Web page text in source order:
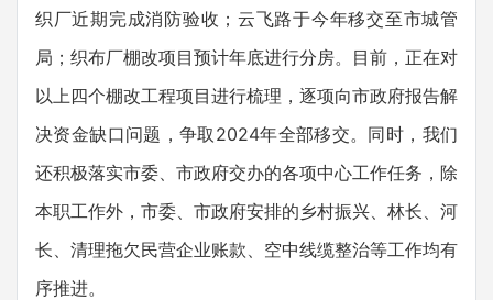
织厂近期完成消防验收；云飞路于今年移交至市城管
局；织布厂棚改项目预计年底进行分房。目前，正在对
以上四个棚改工程项目进行梳理，逐项向市政府报告解
决资金缺口问题，争取2024年全部移交。同时，我们
还积极落实市委、市政府交办的各项中心工作任务，除
本职工作外，市委、市政府安排的乡村振兴、林长、河
长、清理拖欠民营企业账款、空中线缆整治等工作均有
序推进。